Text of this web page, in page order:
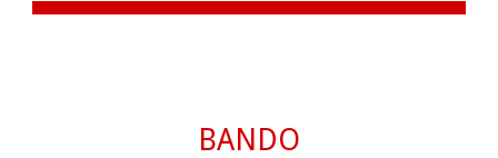
BANDO